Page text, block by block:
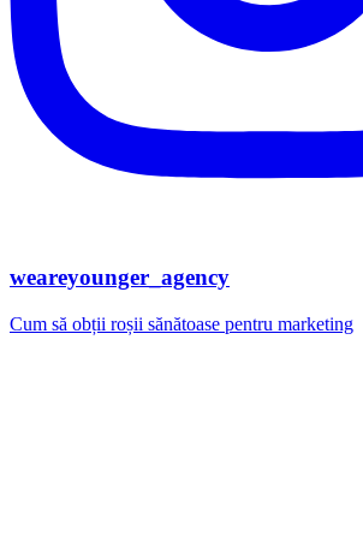
weareyounger_agency
Cum să obții roșii sănătoase pentru marketing